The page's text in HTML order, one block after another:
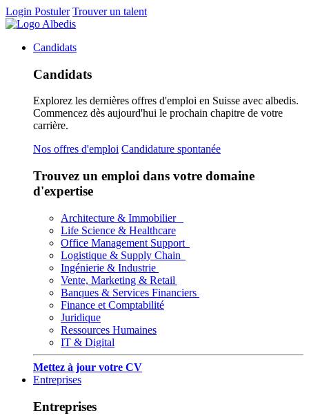
Login Postuler Trouver un talent
Candidats
Candidats
Explorez les dernières offres d'emploi en Suisse avec albedis.
Commencez dès aujourd'hui le prochain chapitre de votre
carrière.
Nos offres d'emploi Candidature spontanée
Trouvez un emploi dans votre domaine
d'expertise
Architecture & Immobilier
Life Science & Healthcare
Office Management Support
Logistique & Supply Chain
Ingénierie & Industrie
Vente, Marketing & Retail
Banques & Services Financiers
Finance et Comptabilité
Juridique
Ressources Humaines
IT & Digital
Mettez à jour votre CV
Entreprises
Entreprises